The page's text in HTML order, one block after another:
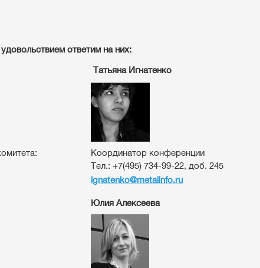
ответим на них:
Татьяна Игнатенко
Координатор конференции
Тел.: +7(495) 734-99-22, доб. 245
ignatenko@metalinfo.ru
Юлия Алексеева